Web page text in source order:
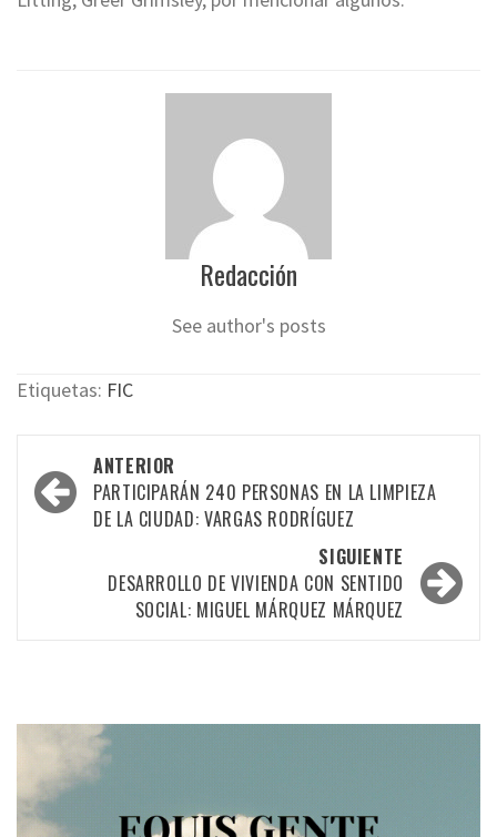
Redacción
See author's posts
Etiquetas: FIC
Navegación
por
entradas
ANTERIOR
PARTICIPARÁN 240 PERSONAS EN LA LIMPIEZA
DE LA CIUDAD: VARGAS RODRÍGUEZ
SIGUIENTE
DESARROLLO DE VIVIENDA CON SENTIDO
SOCIAL: MIGUEL MÁRQUEZ MÁRQUEZ